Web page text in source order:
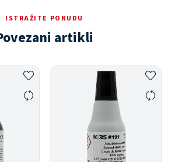
ISTRAŽITE PONUDU
artikli